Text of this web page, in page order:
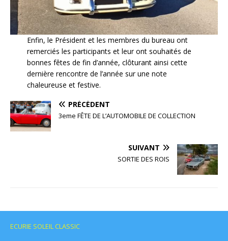
Enfin, le Président et les membres du bureau ont
remerciés les participants et leur ont souhaités de
bonnes fêtes de fin d’année, clôturant ainsi cette
dernière rencontre de l’année sur une note
chaleureuse et festive.
PRÉCÉDENT
3eme FÊTE DE L’AUTOMOBILE DE COLLECTION
SUIVANT
SORTIE DES ROIS
ECURIE SOLEIL CLASSIC